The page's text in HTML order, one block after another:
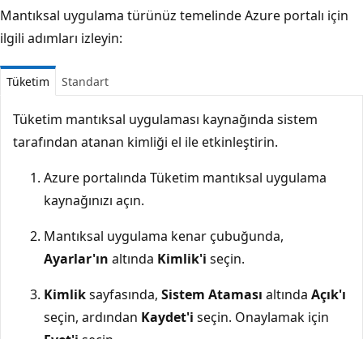
Mantıksal uygulama türünüz temelinde Azure portalı için
ilgili adımları izleyin:
Tüketim Standart
Tüketim mantıksal uygulaması kaynağında sistem
tarafından atanan kimliği el ile etkinleştirin.
Azure portalında Tüketim mantıksal uygulama
kaynağınızı açın.
Mantıksal uygulama kenar çubuğunda,
Ayarlar'ın altında Kimlik'i seçin.
Kimliksayfasında, Sistem Ataması altında Açık'ı
seçin, ardından Kaydet'i seçin. Onaylamak için